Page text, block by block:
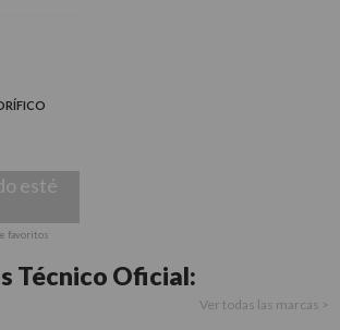
esté
favoritos
Técnico Oficial:
Ver todas las marcas >